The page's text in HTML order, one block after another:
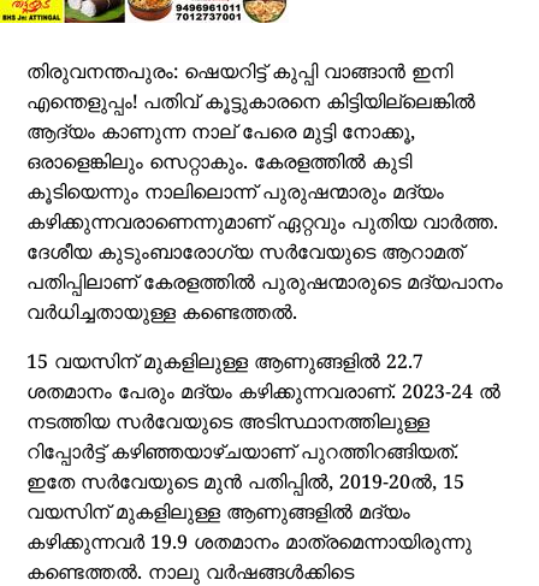
തിരുവനന്തപുരം: ഷെയറിട്ട് കുപ്പി വാങ്ങാന്‍ ഇനി
എന്തെളുപ്പം! പതിവ് കൂട്ടുകാരനെ കിട്ടിയില്ലെങ്കില്‍
ആദ്യം കാണുന്ന നാല് പേരെ മുട്ടി നോക്കൂ,
ഒരാളെങ്കിലും സെറ്റാകും. കേരളത്തില്‍ കുടി
കൂടിയെന്നും നാലിലൊന്ന് പുരുഷന്മാരും മദ്യം
കഴിക്കുന്നവരാണെന്നുമാണ് ഏറ്റവും പുതിയ വാര്‍ത്ത.
ദേശീയ കുടുംബാരോഗ്യ സര്‍വേയുടെ ആറാമത്
പതിപ്പിലാണ് കേരളത്തില്‍ പുരുഷന്മാരുടെ മദ്യപാനം
വര്‍ധിച്ചതായുള്ള കണ്ടെത്തല്‍.
15 വയസിന് മുകളിലുള്ള ആണുങ്ങളില്‍ 22.7
ശതമാനം പേരും മദ്യം കഴിക്കുന്നവരാണ്. 2023-24 ല്‍
നടത്തിയ സര്‍വേയുടെ അടിസ്ഥാനത്തിലുള്ള
റിപ്പോര്‍ട്ട് കഴിഞ്ഞയാഴ്ചയാണ് പുറത്തിറങ്ങിയത്.
ഇതേ സര്‍വേയുടെ മുന്‍ പതിപ്പില്‍, 2019-20ല്‍, 15
വയസിന് മുകളിലുള്ള ആണുങ്ങളില്‍ മദ്യം
കഴിക്കുന്നവര്‍ 19.9 ശതമാനം മാത്രമെന്നായിരുന്നു
കണ്ടെത്തല്‍. നാലു വര്‍ഷങ്ങള്‍ക്കിടെ